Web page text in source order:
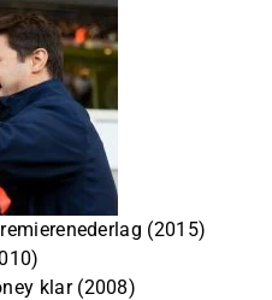
(2015)
klar (2008)